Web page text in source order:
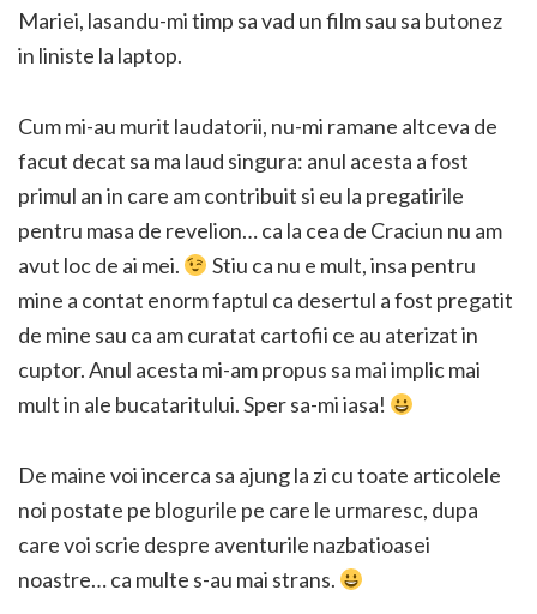
Mariei, lasandu-mi timp sa vad un film sau sa butonez
in liniste la laptop.
Cum mi-au murit laudatorii, nu-mi ramane altceva de
facut decat sa ma laud singura: anul acesta a fost
primul an in care am contribuit si eu la pregatirile
pentru masa de revelion… ca la cea de Craciun nu am
avut loc de ai mei.
Stiu ca nu e mult, insa pentru
mine a contat enorm faptul ca desertul a fost pregatit
de mine sau ca am curatat cartofii ce au aterizat in
cuptor. Anul acesta mi-am propus sa mai implic mai
mult in ale bucataritului. Sper sa-mi iasa!
De maine voi incerca sa ajung la zi cu toate articolele
noi postate pe blogurile pe care le urmaresc, dupa
care voi scrie despre aventurile nazbatioasei
noastre… ca multe s-au mai strans.